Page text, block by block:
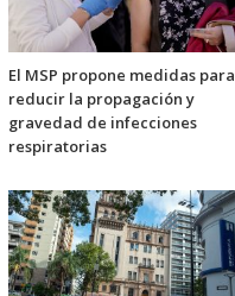
El MSP propone medidas para
reducir la propagación y
gravedad de infecciones
respiratorias